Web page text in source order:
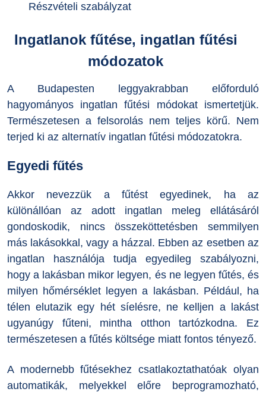
Részvételi szabályzat
Ingatlanok fűtése, ingatlan fűtési
módozatok
A Budapesten leggyakrabban előforduló
hagyományos ingatlan fűtési módokat ismertetjük.
Természetesen a felsorolás nem teljes körű. Nem
terjed ki az alternatív ingatlan fűtési módozatokra.
Egyedi fűtés
Akkor nevezzük a fűtést egyedinek, ha az
különállóan az adott ingatlan meleg ellátásáról
gondoskodik, nincs összeköttetésben semmilyen
más lakásokkal, vagy a házzal. Ebben az esetben az
ingatlan használója tudja egyedileg szabályozni,
hogy a lakásban mikor legyen, és ne legyen fűtés, és
milyen hőmérséklet legyen a lakásban. Például, ha
télen elutazik egy hét síelésre, ne kelljen a lakást
ugyanúgy fűteni, mintha otthon tartózkodna. Ez
természetesen a fűtés költsége miatt fontos tényező.
A modernebb fűtésekhez csatlakoztathatóak olyan
automatikák, melyekkel előre beprogramozható,